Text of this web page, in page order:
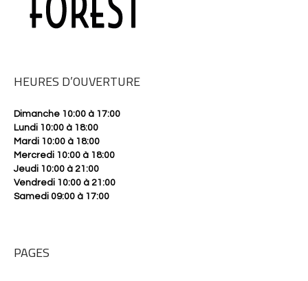
HEURES D’OUVERTURE
Dimanche 10:00 à 17:00
Lundi 10:00 à 18:00
Mardi 10:00 à 18:00
Mercredi 10:00 à 18:00
Jeudi 10:00 à 21:00
Vendredi 10:00 à 21:00
Samedi 09:00 à 17:00
PAGES